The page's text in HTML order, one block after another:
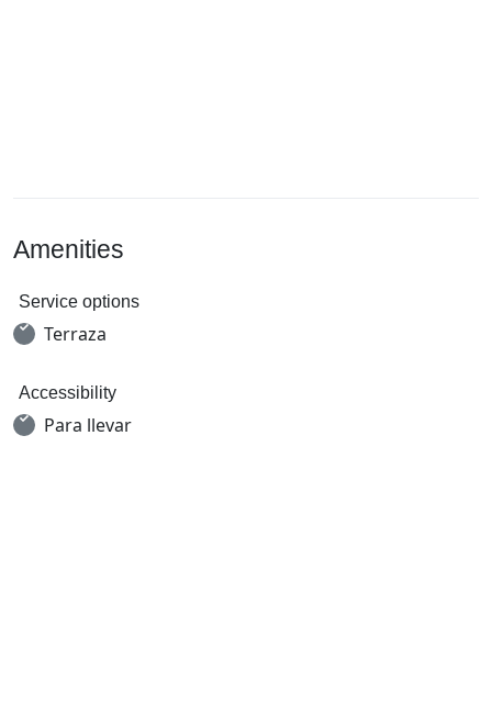
Amenities
Service options
Terraza
Accessibility
Para llevar